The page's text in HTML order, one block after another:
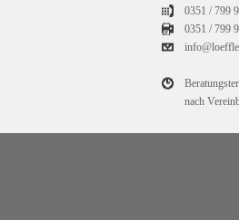
0351 / 799
0351 /799
nach